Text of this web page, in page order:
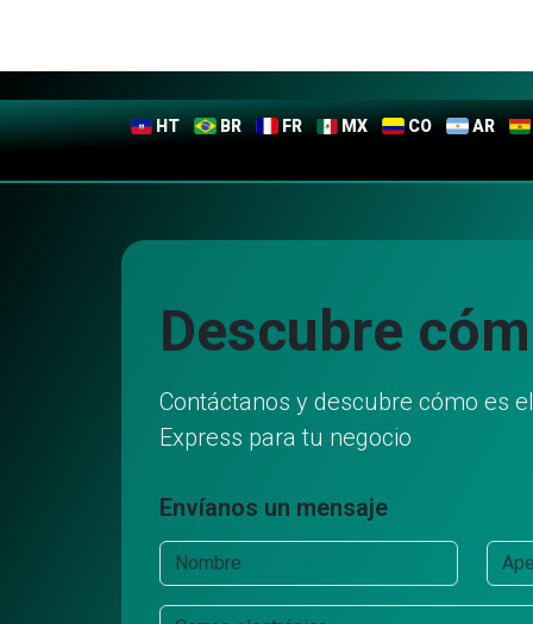
HT BR FR MX CO AR
Descubre
Contáctanos y descubre cómo es
Express para tu negocio
Envíanos un mensaje